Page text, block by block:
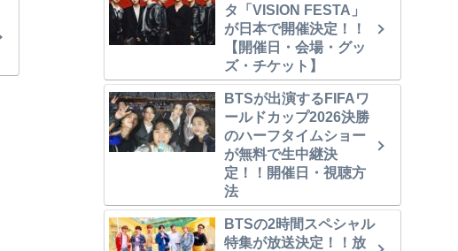
タ「VISION FESTA」
が日本で開催決定！！
【開催日・会場・グッ
ズ・チケット】
BTSが出演するFIFAワ
ールドカップ2026決勝
のハーフタイムショー
が無料で生中継決
定！！開催日・視聴方
法
BTSの2時間スペシャル
特集が放送決定！！放